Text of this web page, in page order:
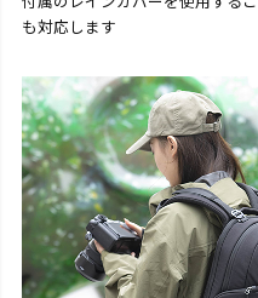
も対応します